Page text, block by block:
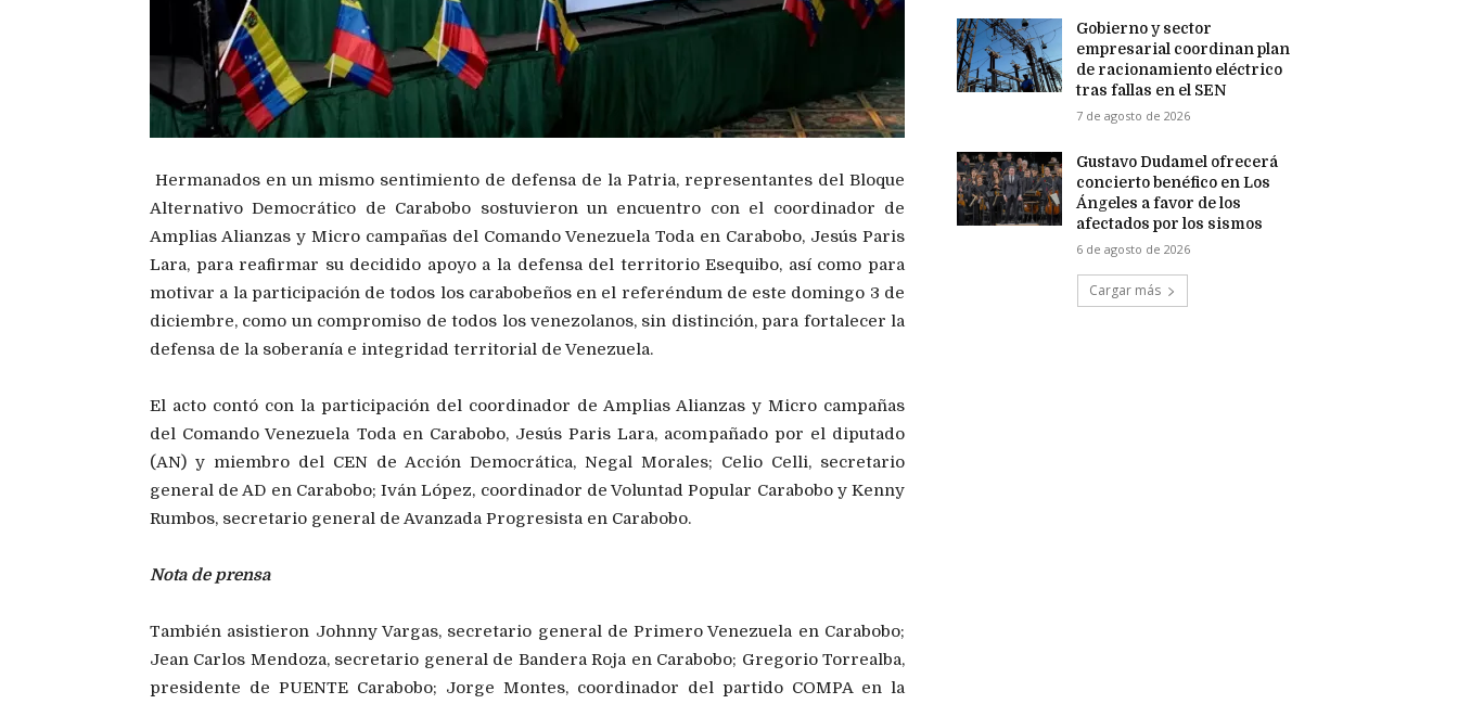
Hermanados en un mismo sentimiento de defensa de la Patria, representantes del Bloque
Alternativo Democrático de Carabobo sostuvieron un encuentro con el coordinador de
Amplias Alianzas y Micro campañas del Comando Venezuela Toda en Carabobo, Jesús Paris
Lara, para reafirmar su decidido apoyo a la defensa del territorio Esequibo, así como para
motivar a la participación de todos los carabobeños en el referéndum de este domingo 3 de
diciembre, como un compromiso de todos los venezolanos, sin distinción, para fortalecer la
defensa de la soberanía e integridad territorial de Venezuela.
El acto contó con la participación del coordinador de Amplias Alianzas y Micro campañas
del Comando Venezuela Toda en Carabobo, Jesús Paris Lara, acompañado por el diputado
(AN) y miembro del CEN de Acción Democrática, Negal Morales; Celio Celli, secretario
general de AD en Carabobo; Iván López, coordinador de Voluntad Popular Carabobo y Kenny
Rumbos, secretario general de Avanzada Progresista en Carabobo.
Nota de prensa
También asistieron Johnny Vargas, secretario general de Primero Venezuela en Carabobo;
Jean Carlos Mendoza, secretario general de Bandera Roja en Carabobo; Gregorio Torrealba,
presidente de PUENTE Carabobo; Jorge Montes, coordinador del partido COMPA en la
Gobierno y sector
empresarial coordinan plan
de racionamiento eléctrico
tras fallas en el SEN
7 de agosto de 2026
Gustavo Dudamel ofrecerá
concierto benéfico en Los
Ángeles a favor de los
afectados por los sismos
6 de agosto de 2026
Cargar más